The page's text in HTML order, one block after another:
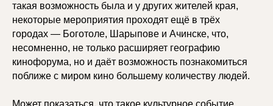
такая возможность была и у других жителей края,
некоторые мероприятия проходят ещё в трёх
городах — Боготоле, Шарыпове и Ачинске, что,
несомненно, не только расширяет географию
кинофорума, но и даёт возможность познакомиться
поближе с миром кино большему количеству людей.
Может показаться, что такое культурное событие